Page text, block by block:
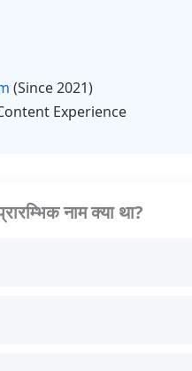
(Since 2021)
Experience
नाम क्या था?